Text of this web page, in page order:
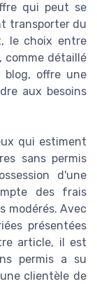
qui peut se
transporter du
le choix entre
comme détaillé
offre une
aux besoins
qui estiment
sans permis
d'une
des frais
modérés. Avec
présentées
article, il est
permis a su
clientèle de